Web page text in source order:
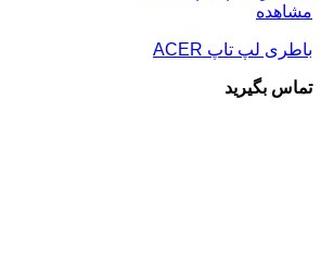
مشاهده
باطری لپ تاپ ACER
تماس بگیرید